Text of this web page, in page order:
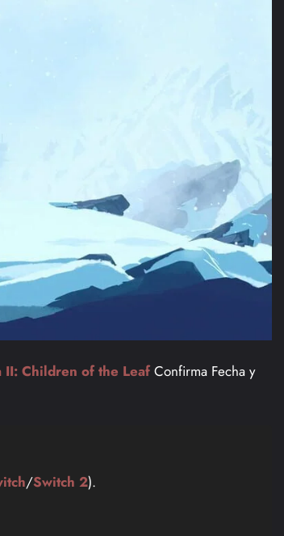
II: Children of the LeafConfirma Fecha y
/Switch 2).